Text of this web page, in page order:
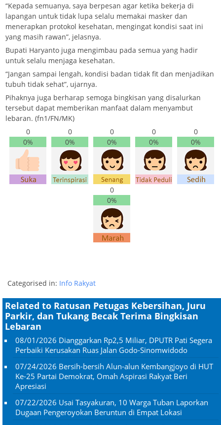
“Kepada semuanya, saya berpesan agar ketika bekerja di
lapangan untuk tidak lupa selalu memakai masker dan
menerapkan protokol kesehatan, mengingat kondisi saat ini
yang masih rawan”, jelasnya.
Bupati Haryanto juga mengimbau pada semua yang hadir
untuk selalu menjaga kesehatan.
“Jangan sampai lengah, kondisi badan tidak fit dan menjadikan
tubuh tidak sehat”, ujarnya.
Pihaknya juga berharap semoga bingkisan yang disalurkan
tersebut dapat memberikan manfaat dalam menyambut
lebaran. (fn1/FN/MK)
0
0%
0
0%
0
0%
0
0%
0
0%
0
0%
Categorised in: Info Rakyat
Related to Ratusan Petugas Kebersihan, Juru
Parkir, dan Tukang Becak Terima Bingkisan
Lebaran
08/01/2026 Dianggarkan Rp2,5 Miliar, DPUTR Pati Segera
Perbaiki Kerusakan Ruas Jalan Godo-Sinomwidodo
07/24/2026 Bersih-bersih Alun-alun Kembangjoyo di HUT
Ke-25 Partai Demokrat, Omah Aspirasi Rakyat Beri
Apresiasi
07/22/2026 Usai Tasyakuran, 10 Warga Tuban Laporkan
Dugaan Pengeroyokan Beruntun di Empat Lokasi